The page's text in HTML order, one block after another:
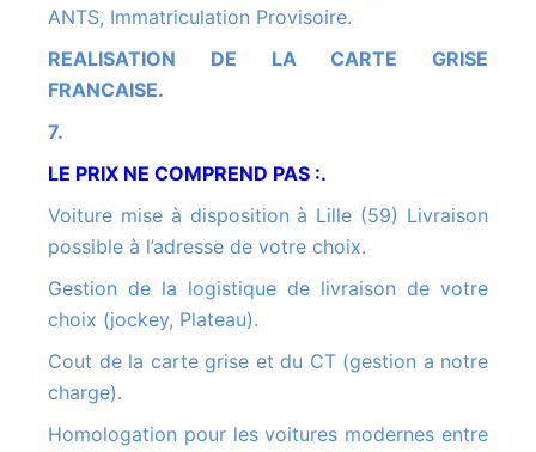
ANTS, Immatriculation Provisoire.
REALISATION DE LA CARTE GRISE
FRANCAISE.
7.
LE PRIX NE COMPREND PAS :.
Voiture mise à disposition à Lille (59) Livraison
possible à l’adresse de votre choix.
Gestion de la logistique de livraison de votre
choix (jockey, Plateau).
Cout de la carte grise et du CT (gestion a notre
charge).
Homologation pour les voitures modernes entre